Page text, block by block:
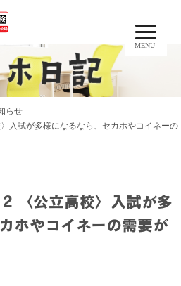
MENU
らせ
入試が多様になるなら、セカホやコイネーの
〈公立高校〉入試が多
ホやコイネーの需要が